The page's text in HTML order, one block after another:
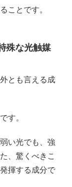
ことです。
殊な光触媒
とも言える成
す。
い光でも、強
、驚くべきこ
揮する成分で